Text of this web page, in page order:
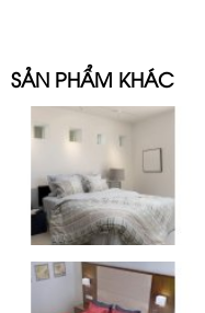
SẢN PHẨM KHÁC